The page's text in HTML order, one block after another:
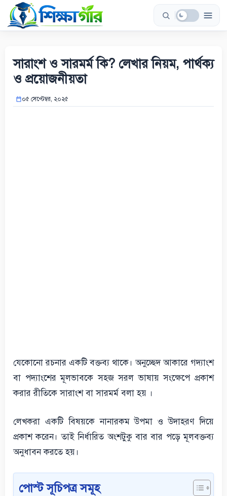
Skip
content
সারাংশ ও সারমর্ম কি? লেখার নিয়ম, পার্থক্য
ও প্রয়োজনীয়তা
০৫ সেপ্টেম্বর, ২০২৫
যেকোনো রচনার একটি বক্তব্য থাকে। অনুচ্ছেদ আকারে গদ্যাংশ
বা পদ্যাংশের মূলভাবকে সহজ সরল ভাষায় সংক্ষেপে প্রকাশ
করার রীতিকে সারাংশ বা সারমর্ম বলা হয় ।
লেখকরা একটি বিষয়কে নানারকম উপমা ও উদাহরণ দিয়ে
প্রকাশ করেন। তাই নির্ধারিত অংশটুকু বার বার পড়ে মূলবক্তব্য
অনুধাবন করতে হয়।
পোস্ট সূচিপত্র সমূহ